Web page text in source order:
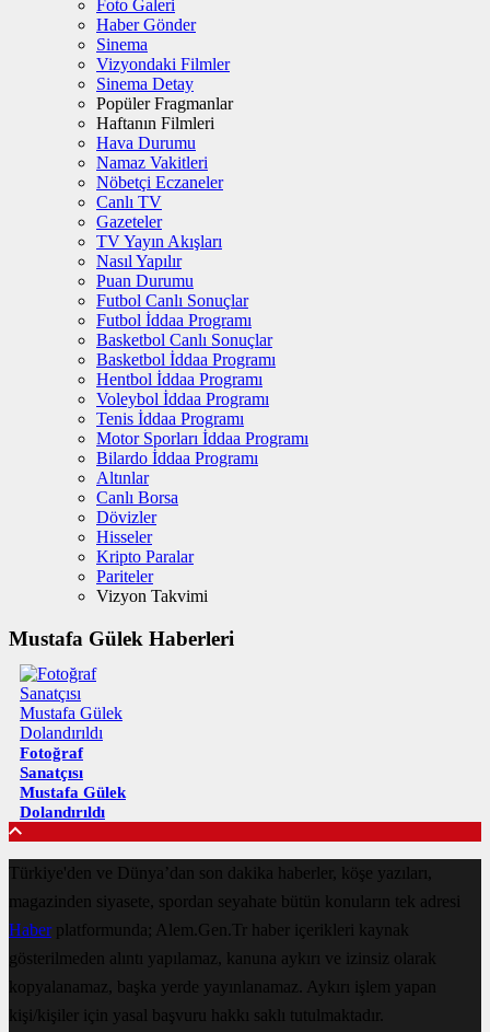
Foto Galeri
Haber Gönder
Sinema
Vizyondaki Filmler
Sinema Detay
Popüler Fragmanlar
Haftanın Filmleri
Hava Durumu
Namaz Vakitleri
Nöbetçi Eczaneler
Canlı TV
Gazeteler
TV Yayın Akışları
Nasıl Yapılır
Puan Durumu
Futbol Canlı Sonuçlar
Futbol İddaa Programı
Basketbol Canlı Sonuçlar
Basketbol İddaa Programı
Hentbol İddaa Programı
Voleybol İddaa Programı
Tenis İddaa Programı
Motor Sporları İddaa Programı
Bilardo İddaa Programı
Altınlar
Canlı Borsa
Dövizler
Hisseler
Kripto Paralar
Pariteler
Vizyon Takvimi
Mustafa Gülek Haberleri
Fotoğraf
Sanatçısı
Mustafa Gülek
Dolandırıldı
Türkiye'den ve Dünya’dan son dakika haberler, köşe yazıları,
magazinden siyasete, spordan seyahate bütün konuların tek adresi
Haberplatformunda; Alem.Gen.Tr haber içerikleri kaynak
gösterilmeden alıntı yapılamaz, kanuna aykırı ve izinsiz olarak
kopyalanamaz, başka yerde yayınlanamaz. Aykırı işlem yapan
kişi/kişiler için yasal başvuru hakkı saklı tutulmaktadır.